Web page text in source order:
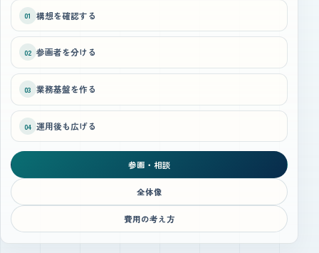
01 構想を確認する
02 参画者を分ける
03 業務基盤を作る
04 運用後も広げる
参画・相談
全体像
費用の考え方